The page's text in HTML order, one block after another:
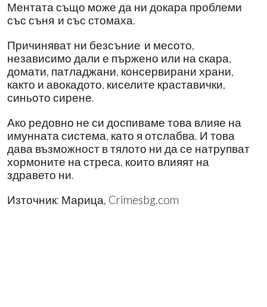
Ментата също може да ни докара проблеми
със съня и със стомаха.
Причиняват ни безсъние и месото,
независимо дали е пържено или на скара,
домати, патладжани, консервирани храни,
както и авокадото, киселите краставички,
синьото сирене.
Ако редовно не си доспиваме това влияе на
имунната система, като я отслабва. И това
дава възможност в тялото ни да се натрупват
хормоните на стреса, които влияят на
здравето ни.
Източник: Марица, Crimesbg.com